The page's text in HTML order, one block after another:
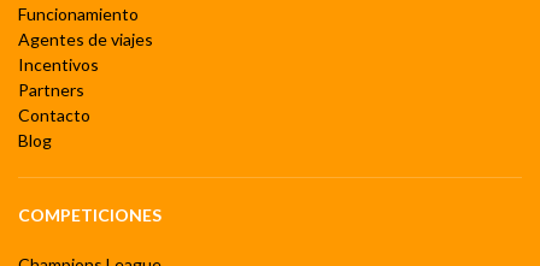
Funcionamiento
Agentes de viajes
Incentivos
Partners
Contacto
Blog
COMPETICIONES